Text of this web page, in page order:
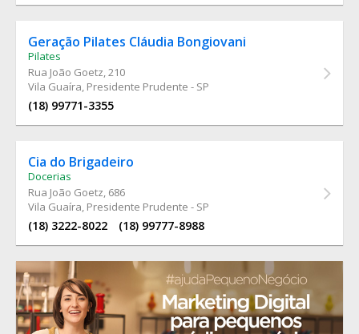
Geração Pilates Cláudia Bongiovani
Pilates
Rua João Goetz, 210
Vila Guaíra, Presidente Prudente - SP
(18) 99771-3355
Cia do Brigadeiro
Docerias
Rua João Goetz, 686
Vila Guaíra, Presidente Prudente - SP
(18) 3222-8022 (18) 99777-8988